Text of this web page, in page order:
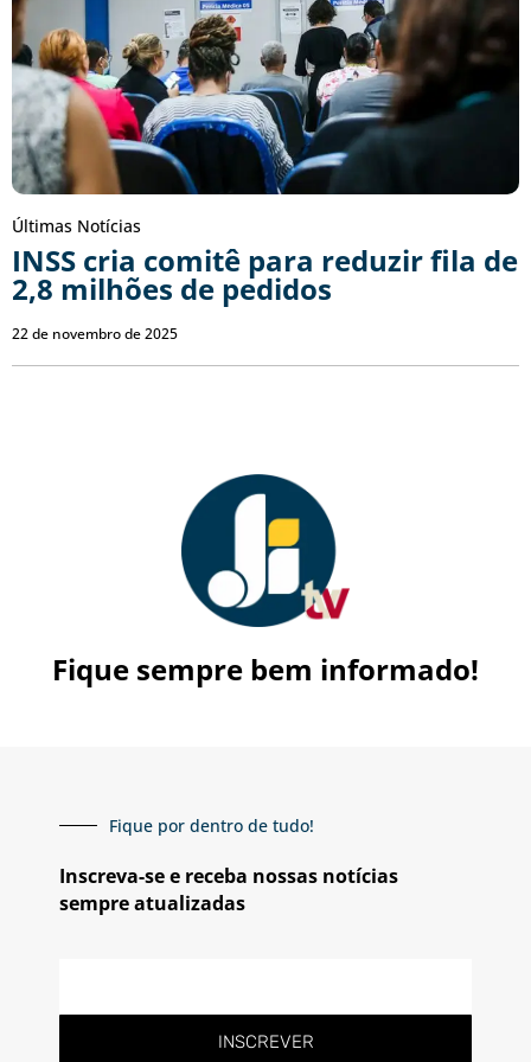
Últimas Notícias
INSS cria comitê para reduzir fila de
2,8 milhões de pedidos
22 de novembro de 2025
Fique sempre bem informado!
Fique por dentro de tudo!
Inscreva-se e receba nossas notícias
sempre atualizadas
INSCREVER